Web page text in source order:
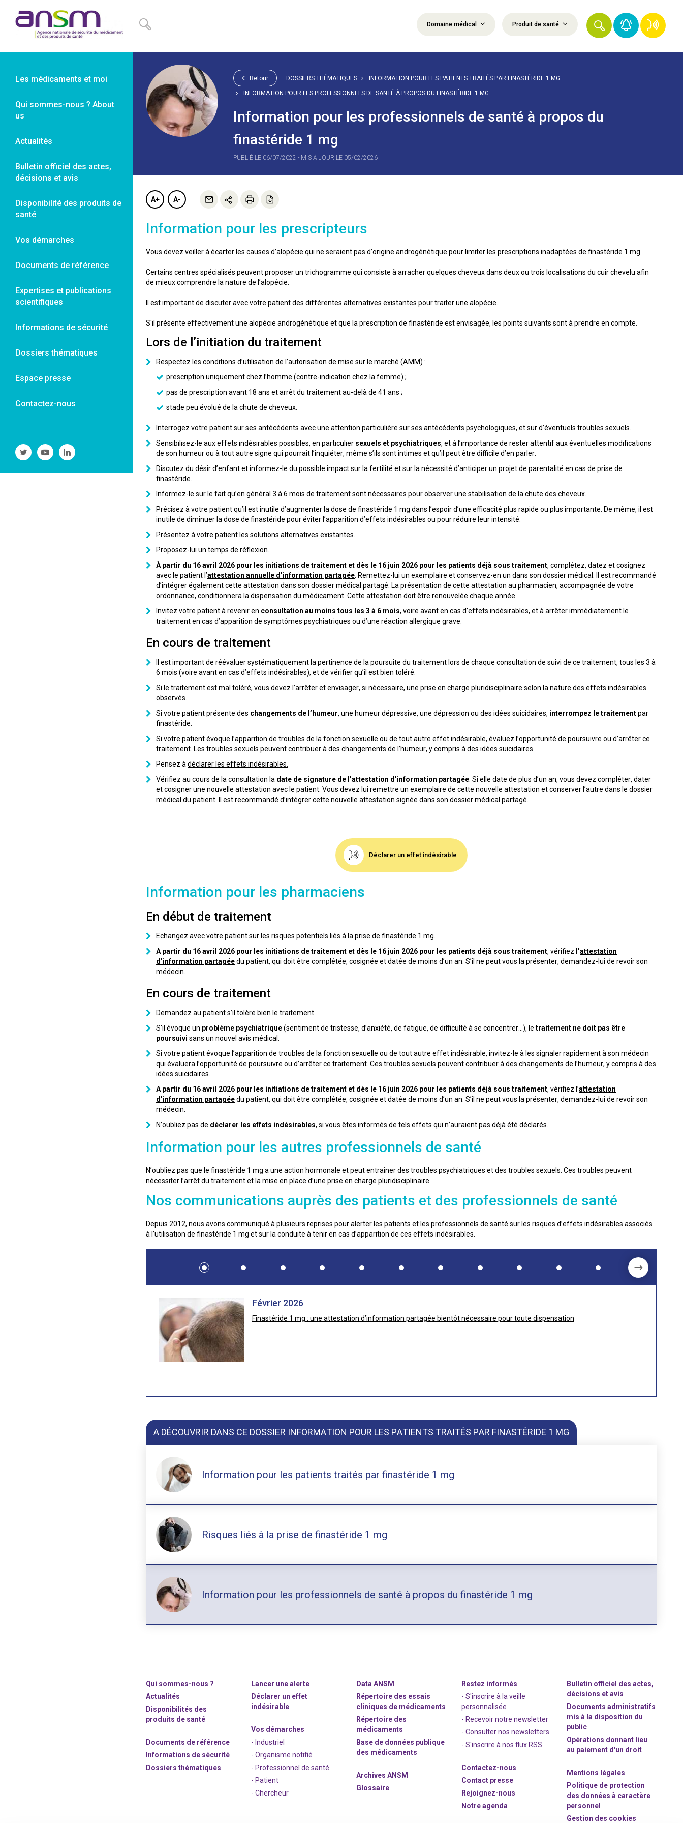
Domaine médical Produit de santé
Les médicaments et moi
Qui sommes-nous ? About
us
Actualités
Bulletin officiel des actes,
décisions et avis
Disponibilité des produits de
santé
Vos démarches
Documents de référence
Expertises et publications
scientifiques
Informations de sécurité
Dossiers thématiques
Espace presse
Contactez-nous
Suivre
l'ANSM
Twitter
Suivre
l'ANSM
Youtube
Suivre
l'ANSM
Linkedin
Retour DOSSIERS THÉMATIQUES INFORMATION POUR LES PATIENTS TRAITÉS PAR FINASTÉRIDE 1 MG
INFORMATION POUR LES PROFESSIONNELS DE SANTÉ À PROPOS DU FINASTÉRIDE 1 MG
Information pour les professionnels de santé à propos du
finastéride 1 mg
PUBLIÉ LE 06/07/2022 - MIS À JOUR LE 05/02/2026
A+ A-
Information pour les prescripteurs
Vous devez veiller à écarter les causes d’alopécie qui ne seraient pas d’origine androgénétique pour limiter les prescriptions inadaptées de finastéride 1 mg.
Certains centres spécialisés peuvent proposer un trichogramme qui consiste à arracher quelques cheveux dans deux ou trois localisations du cuir chevelu afin
de mieux comprendre la nature de l’alopécie.
Il est important de discuter avec votre patient des différentes alternatives existantes pour traiter une alopécie.
S'il présente effectivement une alopécie androgénétique et que la prescription de finastéride est envisagée, les points suivants sont à prendre en compte.
Lors de l’initiation du traitement
Respectez les conditions d’utilisation de l’autorisation de mise sur le marché (AMM) :
prescription uniquement chez l’homme (contre-indication chez la femme) ;
pas de prescription avant 18 ans et arrêt du traitement au-delà de 41 ans ;
stade peu évolué de la chute de cheveux.
Interrogez votre patient sur ses antécédents avec une attention particulière sur ses antécédents psychologiques, et sur d’éventuels troubles sexuels.
Sensibilisez-le aux effets indésirables possibles, en particulier sexuels et psychiatriques, et à l’importance de rester attentif aux éventuelles modifications
de son humeur ou à tout autre signe qui pourrait l’inquiéter, même s’ils sont intimes et qu’il peut être difficile d’en parler.
Discutez du désir d’enfant et informez-le du possible impact sur la fertilité et sur la nécessité d’anticiper un projet de parentalité en cas de prise de
finastéride.
Informez-le sur le fait qu’en général 3 à 6 mois de traitement sont nécessaires pour observer une stabilisation de la chute des cheveux.
Précisez à votre patient qu’il est inutile d’augmenter la dose de finastéride 1 mg dans l’espoir d’une efficacité plus rapide ou plus importante. De même, il est
inutile de diminuer la dose de finastéride pour éviter l’apparition d’effets indésirables ou pour réduire leur intensité.
Présentez à votre patient les solutions alternatives existantes.
Proposez-lui un temps de réflexion.
À partir du 16 avril 2026 pour les initiations de traitement et dès le 16 juin 2026 pour les patients déjà sous traitement, complétez, datez et cosignez
avec le patient l’attestation annuelle d’information partagée . Remettez-lui un exemplaire et conservez-en un dans son dossier médical. Il est recommandé
d’intégrer également cette attestation dans son dossier médical partagé. La présentation de cette attestation au pharmacien, accompagnée de votre
ordonnance, conditionnera la dispensation du médicament. Cette attestation doit être renouvelée chaque année.
Invitez votre patient à revenir en consultation au moins tous les 3 à 6 mois, voire avant en cas d’effets indésirables, et à arrêter immédiatement le
traitement en cas d’apparition de symptômes psychiatriques ou d’une réaction allergique grave.
En cours de traitement
Il est important de réévaluer systématiquement la pertinence de la poursuite du traitement lors de chaque consultation de suivi de ce traitement, tous les 3 à
6 mois (voire avant en cas d’effets indésirables), et de vérifier qu’il est bien toléré.
Si le traitement est mal toléré, vous devez l’arrêter et envisager, si nécessaire, une prise en charge pluridisciplinaire selon la nature des effets indésirables
observés.
Si votre patient présente des changements de l’humeur, une humeur dépressive, une dépression ou des idées suicidaires, interrompez le traitementpar
finastéride.
Si votre patient évoque l’apparition de troubles de la fonction sexuelle ou de tout autre effet indésirable, évaluez l’opportunité de poursuivre ou d’arrêter ce
traitement. Les troubles sexuels peuvent contribuer à des changements de l’humeur, y compris à des idées suicidaires.
Pensez à déclarer les effets indésirables.
Vérifiez au cours de la consultation la date de signature de l’attestation d’information partagée . Si elle date de plus d’un an, vous devez compléter, dater
et cosigner une nouvelle attestation avec le patient. Vous devez lui remettre un exemplaire de cette nouvelle attestation et conserver l’autre dans le dossier
médical du patient. Il est recommandé d’intégrer cette nouvelle attestation signée dans son dossier médical partagé.
Déclarer un effet indésirable
Information pour les pharmaciens
En début de traitement
Echangez avec votre patient sur les risques potentiels liés à la prise de finastéride 1 mg.
A partir du 16 avril 2026 pour les initiations de traitement et dès le 16 juin 2026 pour les patients déjà sous traitement, vérifiez l’attestation
d’information partagéedu patient, qui doit être complétée, cosignée et datée de moins d’un an. S’il ne peut vous la présenter, demandez-lui de revoir son
médecin.
En cours de traitement
Demandez au patient s’il tolère bien le traitement.
S'il évoque un problème psychiatrique(sentiment de tristesse, d’anxiété, de fatigue, de difficulté à se concentrer…), le traitement ne doit pas être
poursuivi sans un nouvel avis médical.
Si votre patient évoque l’apparition de troubles de la fonction sexuelle ou de tout autre effet indésirable, invitez-le à les signaler rapidement à son médecin
qui évaluera l’opportunité de poursuivre ou d’arrêter ce traitement. Ces troubles sexuels peuvent contribuer à des changements de l’humeur, y compris à des
idées suicidaires.
A partir du 16 avril 2026 pour les initiations de traitement et dès le 16 juin 2026 pour les patients déjà sous traitement, vérifiez l’attestation
d’information partagéedu patient, qui doit être complétée, cosignée et datée de moins d’un an. S’il ne peut vous la présenter, demandez-lui de revoir son
médecin.
N’oubliez pas de déclarer les effets indésirables, si vous êtes informés de tels effets qui n’auraient pas déjà été déclarés.
Information pour les autres professionnels de santé
N’oubliez pas que le finastéride 1 mg a une action hormonale et peut entrainer des troubles psychiatriques et des troubles sexuels. Ces troubles peuvent
nécessiter l’arrêt du traitement et la mise en place d’une prise en charge pluridisciplinaire.
Nos communications auprès des patients et des professionnels de santé
Depuis 2012, nous avons communiqué à plusieurs reprises pour alerter les patients et les professionnels de santé sur les risques d’effets indésirables associés
à l’utilisation de finastéride 1 mg et sur la conduite à tenir en cas d’apparition de ces effets indésirables.
Février 2026
Finastéride 1 mg : une attestation d’information partagée bientôt nécessaire pour toute dispensation
A DÉCOUVRIR DANS CE DOSSIER INFORMATION POUR LES PATIENTS TRAITÉS PAR FINASTÉRIDE 1 MG
Information pour les patients traités par finastéride 1 mg
Risques liés à la prise de finastéride 1 mg
Information pour les professionnels de santé à propos du finastéride 1 mg
Qui sommes-nous ?
Actualités
Disponibilités des
produits de santé
Documents de référence
Informations de sécurité
Dossiers thématiques
Lancer une alerte
Déclarer un effet
indésirable
Vos démarches
- Industriel
- Organisme notifié
- Professionnel de santé
- Patient
- Chercheur
Data ANSM
Répertoire des essais
cliniques de médicaments
Répertoire des
médicaments
Base de données publique
des médicaments
Archives ANSM
Glossaire
Restez informés
- S'inscrire à la veille
personnalisée
- Recevoir notre newsletter
- Consulter nos newsletters
-S'inscrire à nos flux RSS
Contactez-nous
Contact presse
Rejoignez-nous
Notre agenda
Bulletin officiel des actes,
décisions et avis
Documents administratifs
mis à la disposition du
public
Opérations donnant lieu
au paiement d'un droit
Mentions légales
Politique de protection
des données à caractère
personnel
Gestion des cookies